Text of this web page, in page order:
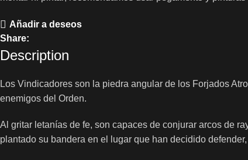
Añadir a deseos
Share:
Description
Los Vindicadores son la piedra angular de los Forjados
enemigos del Orden.
Al gritar letanías de fe, son capaces de conjurar arcos de
plantado su bandera en el lugar que han decidido